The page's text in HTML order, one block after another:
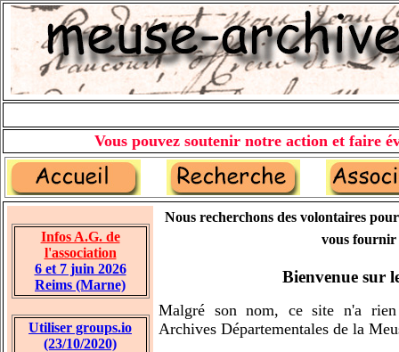
Vous pouvez soutenir notre action et faire
Infos A.G. de
l'association
6 et 7 juin 2026
Reims (Marne)
Utiliser groups.io
(23/10/2020)
Nous recherchons des volontaires
vous fournir
Bienvenue sur
Malgré son nom, ce site n'a
Archives Départementales de la